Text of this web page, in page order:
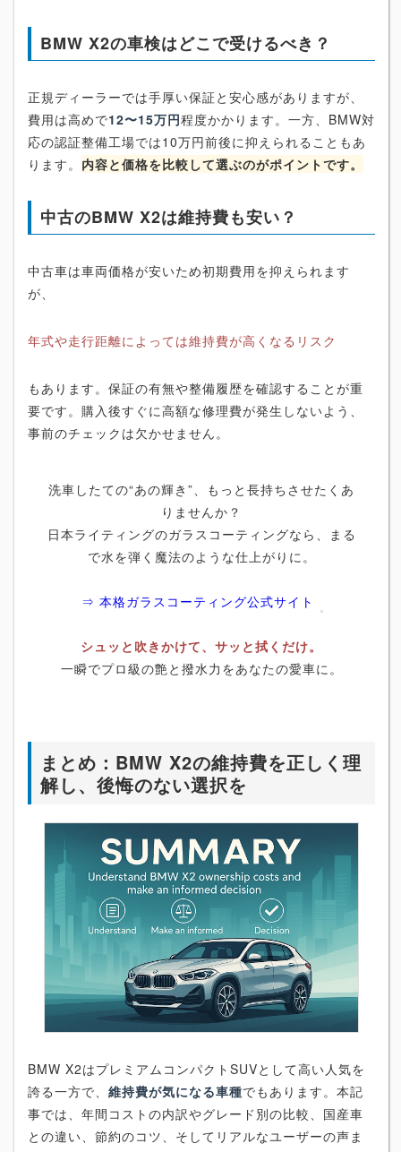
BMW X2の車検はどこで受けるべき？
正規ディーラーでは手厚い保証と安心感がありますが、
費用は高めで12〜15万円程度かかります。一方、BMW対
応の認証整備工場では10万円前後に抑えられることもあ
ります。 内容と価格を比較して選ぶのがポイントです。
中古のBMW X2は維持費も安い？
中古車は車両価格が安いため初期費用を抑えられます
が、
年式や走行距離によっては維持費が高くなるリスク
もあります。保証の有無や整備履歴を確認することが重
要です。購入後すぐに高額な修理費が発生しないよう、
事前のチェックは欠かせません。
洗車したての“あの輝き”、もっと長持ちさせたくあ
りませんか？
日本ライティングのガラスコーティングなら、まる
で水を弾く魔法のような仕上がりに。
⇒ 本格ガラスコーティング公式サイト
シュッと吹きかけて、サッと拭くだけ。
一瞬でプロ級の艶と撥水力をあなたの愛車に。
まとめ：BMW X2の維持費を正しく理
解し、後悔のない選択を
BMW X2はプレミアムコンパクトSUVとして高い人気を
誇る一方で、 維持費が気になる車種でもあります。本記
事では、年間コストの内訳やグレード別の比較、国産車
との違い、節約のコツ、そしてリアルなユーザーの声ま